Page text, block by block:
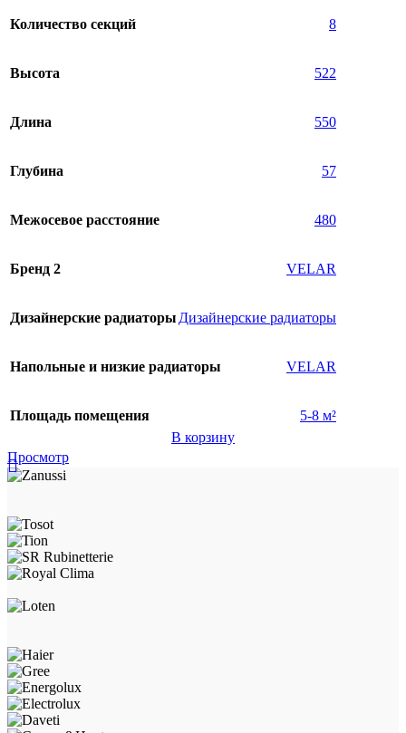
Количество секций 8
Высота 522
Длина 550
Глубина 57
Межосевое расстояние 480
Бренд 2 VELAR
Дизайнерские радиаторы Дизайнерские радиаторы
Напольные и низкие радиаторы VELAR
Площадь помещения
5-8 м²
В корзину
Просмотр